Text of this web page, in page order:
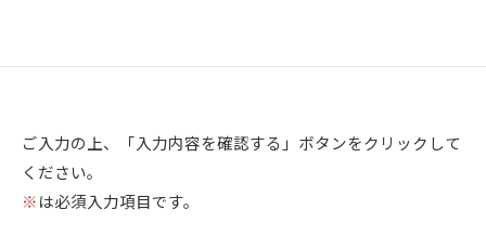
ご入力の上、「入力内容を確認する」ボタンをクリックして
ください。
※は必須入力項目です。